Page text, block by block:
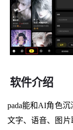
软件介绍
pada能和AI角色
文字、语音、图